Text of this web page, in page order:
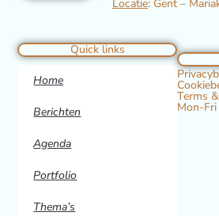
Locatie: Gent –
Quick links
Home
Berichten
Agenda
Portfolio
Thema’s
Terms
Mon-